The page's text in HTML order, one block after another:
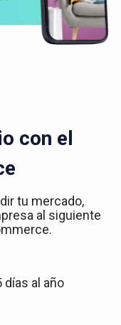
con el
tu mercado,
al siguiente
días al año